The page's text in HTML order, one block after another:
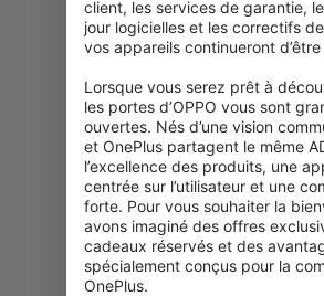
client, les services de garantie,
jour logicielles et les correctifs
vos appareils continueront d’être
Lorsque vous serez prêt à
les portes d’OPPO vous sont
ouvertes. Nés d’une vision
et OnePlus partagent le même
l’excellence des produits, une
centrée sur l’utilisateur et une
forte. Pour vous souhaiter la
avons imaginé des offres
cadeaux réservés et des
spécialement conçus pour la
OnePlus.